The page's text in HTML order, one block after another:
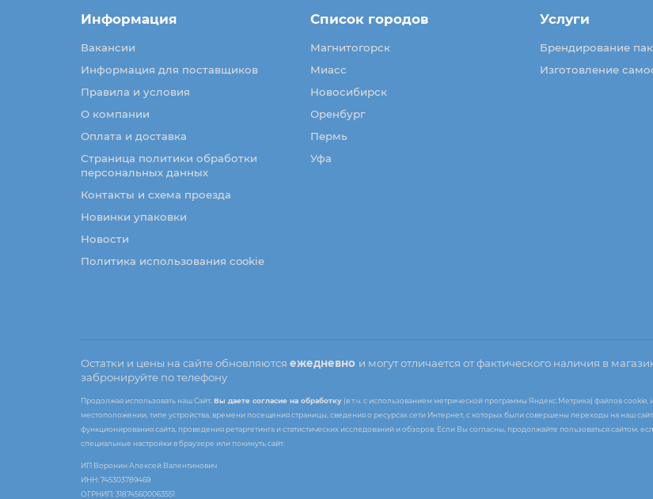
Информация
Вакансии
Информация для поставщиков
Правила и условия
О компании
Оплата и доставка
Страница политики обработки
персональных данных
Контакты и схема проезда
Новинки упаковки
Новости
Политика использования cookie
Список городов
Магнитогорск
Миасс
Новосибирск
Оренбург
Пермь
Уфа
Услуги
Брендирование
Изготовление
Остатки и цены на сайте обновляются ежедневно и могут отличается от фактического наличия в
забронируйте по телефону
Продолжая использовать наш Сайт,Вы даете согласие на обработку (в т.ч. с использованием метрической программы Яндекс.Метрика) файлов
местоположении, типе устройства, времени посещения страницы, сведения о ресурсах сети Интернет, с которых были совершены переходы на наш
функционирования сайта, проведения ретаргетинга и статистических исследований и обзоров. Если Вы согласны, продолжайте пользоваться сайтом,
специальные настройки в браузере или покинуть сайт.
ИП Воронин Алексей Валентинович
ИНН: 745303789469
ОГРНИП: 318745600063551